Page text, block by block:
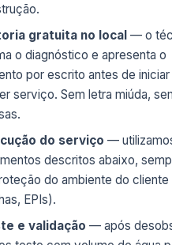
gratuita no local — o
o diagnóstico e apresenta o
por escrito antes de iniciar
serviço. Sem letra miúda,
do serviço —
descritos abaixo,
do ambiente do cliente
EPIs).
e validação — após